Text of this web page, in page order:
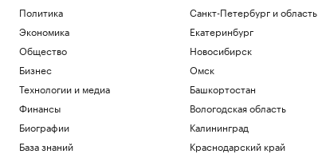
Политика
Экономика
Общество
Бизнес
Технологии и медиа
Финансы
Биографии
База знаний
Санкт-Петербург и область
Екатеринбург
Новосибирск
Омск
Башкортостан
Вологодская область
Калининград
Краснодарский край